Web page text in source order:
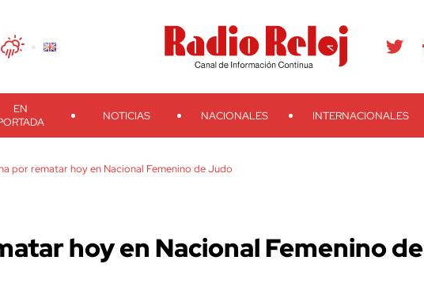
Facebook
Threads
Instagram TelegramTeveo Ivoox RSS Search
EN
NOTICIAS NACIONALES INTERNACIONALES
por rematar hoy en Nacional Femenino de Judo
hoy en Nacional Femenino de